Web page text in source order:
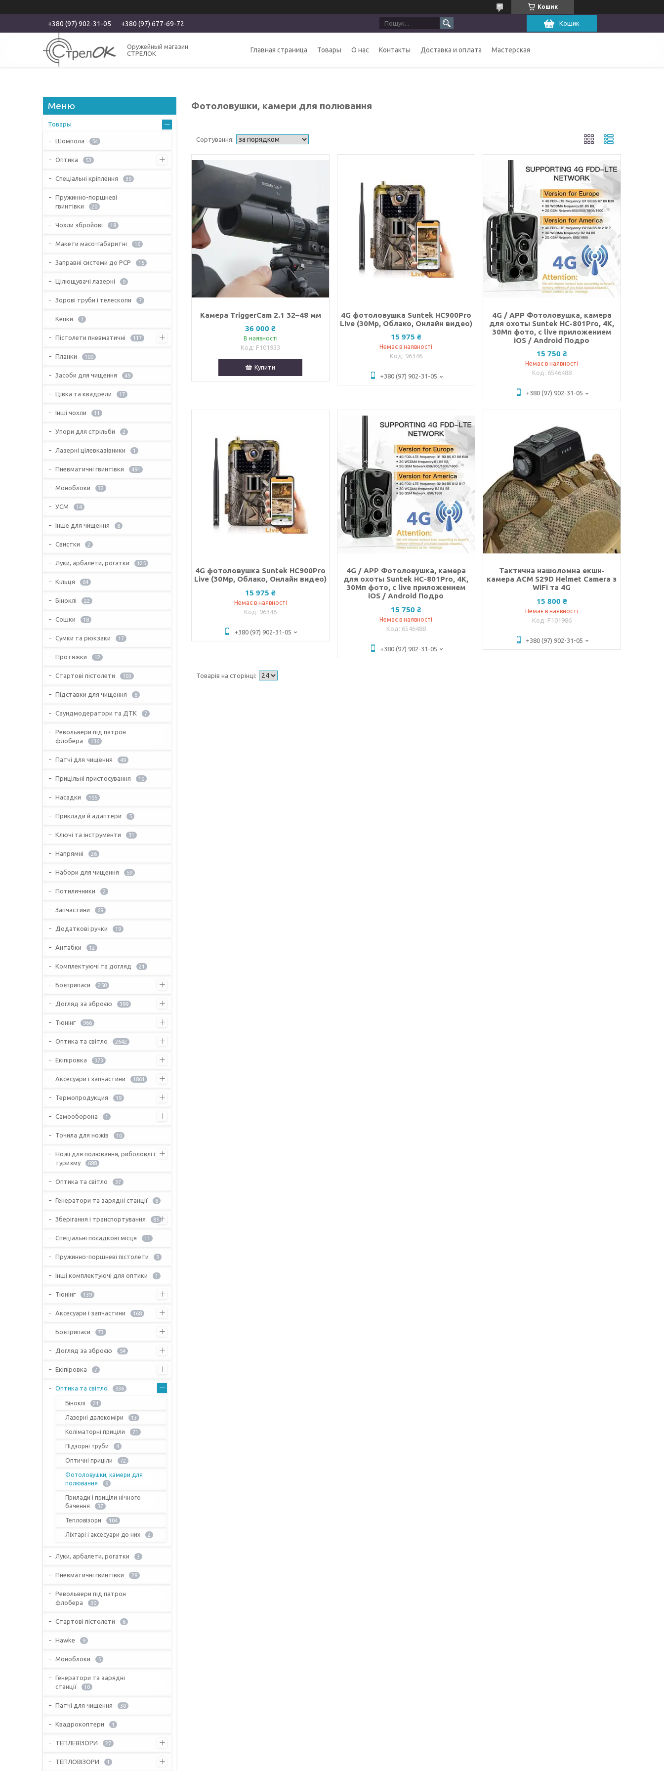
Кошик
+380 (97) 902-31-05 +380 (97) 677-69-72 Кошик
Оружейный магазин
СТРЕЛОК
Главная страница Товары О нас Контакты Доставка и оплата Мастерская
Фотоловушки, камери для полювання
Камера TriggerCam 2.1 32–48 мм
36 000 ₴
В наявності
F101933
Купити
4G фотоловушка Suntek HC900Pro
Live (30Mp, Облако, Онлайн видео)
15 975 ₴
Немає в наявності
96346
+380 (97) 902-31-05
4G / APP Фотоловушка, камера
для охоты Suntek HC-801Pro, 4K,
30Мп фото, с live приложением
iOS / Android Подро
15 750 ₴
Немає в наявності
6546488
+380 (97) 902-31-05
4G фотоловушка Suntek HC900Pro
Live (30Mp, Облако, Онлайн видео)
15 975 ₴
Немає в наявності
96346
+380 (97) 902-31-05
4G / APP Фотоловушка, камера
для охоты Suntek HC-801Pro, 4K,
30Мп фото, с live приложением
iOS / Android Подро
15 750 ₴
Немає в наявності
6546488
+380 (97) 902-31-05
Тактична нашоломна екшн-
камера ACM S29D Helmet Camera з
WiFi та 4G
15 800 ₴
Немає в наявності
F101986
+380 (97) 902-31-05
Товары
Шомпола 54
Оптика 53
Спеціальні кріплення 39
Пружинно-поршневі
гвинтівки
20
Чохли збройові 18
Макети масо-габаритні 16
Заправні системи до PCP 15
Цілющувачі лазерні 9
Зорові труби і телескопи 7
Кепки 1
Пістолети пневматичні 117
Планки 100
Засоби для чищення 49
Цівка та квадрели 17
Інші чохли 11
Упори для стрільби 2
Лазерні цілевказівники 1
Пневматичні гвинтівки 491
Моноблоки 32
УСМ 14
Інше для чищення 8
Свистки 2
Луки, арбалети, рогатки 125
Кільця 64
Біноклі 22
Сошки 18
Сумки та рюкзаки 17
Протяжки 12
Стартові пістолети 103
Підставки для чищення 8
Саундмодератори та ДТК 7
Револьвери під патрон
флобера
136
Патчі для чищення 49
Прицільні пристосування 10
Насадки 155
Приклади й адаптери 5
Ключі та інструменти 31
Напрямні 26
Набори для чищення 59
Потиличники 2
Запчастини 69
Додаткові ручки 19
Антабки 12
Комплектуючі та догляд 21
Боєприпаси 250
Догляд за зброєю 399
Тюнінг 966
Оптика та світло 2642
Екіпіровка 373
Аксесуари і запчастини 1861
Термопродукция 19
Самооборона 1
Точила для ножів 10
Ножі для полювання, риболовлі і
туризму
688
Оптика та світло 37
Генератори та зарядні станції 8
Зберігання і транспортування 85
Спеціальні посадкові місця 11
Пружинно-поршневі пістолети 3
Інші комплектуючі для оптики 1
Тюнінг 139
Аксесуари і запчастини 168
Боєприпаси 73
Догляд за зброєю 54
Екіпіровка 7
Оптика та світло 336
Біноклі 21
Лазерні далекоміри 13
Коліматорні приціли 71
Підзорні труби 4
Оптичні приціли 72
Фотоловушки, камери для
полювання
6
Прилади і приціли нічного
бачення
37
Тепловізори 104
Ліхтарі і аксесуари до них 2
Луки, арбалети, рогатки 3
Пневматичні гвинтівки 28
Револьвери під патрон
флобера
30
Стартові пістолети 6
Hawke 9
Моноблоки 5
Генератори та зарядні
станції
10
Патчі для чищення 30
Квадрокоптери 1
ТЕПЛЕВІЗОРИ 27
ТЕПЛОВІЗОРИ 1